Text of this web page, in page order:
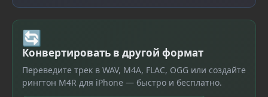
🔄
Конвертировать в другой формат
Переведите трек в WAV, M4A, FLAC, OGG или создайте
рингтон M4R для iPhone — быстро и бесплатно.